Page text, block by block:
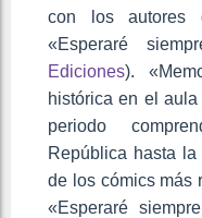
con los autores
«Esperaré
Ediciones).
histórica en el
periodo
República hasta
de los cómics más
«Esperaré